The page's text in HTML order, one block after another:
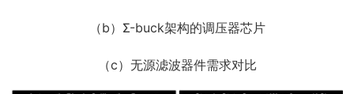
（b）Σ-buck架构的调压器芯片
（c）无源滤波器件需求对比